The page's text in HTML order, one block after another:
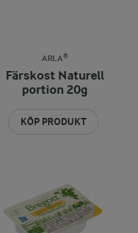
ARLA®
Färskost Naturell
portion 20g
KÖP PRODUKT